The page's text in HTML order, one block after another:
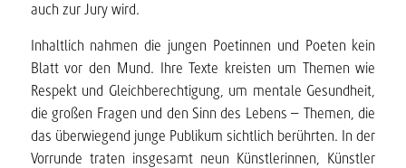
auch zur Jury wird.
Inhaltlich nahmen die jungen Poetinnen und Poeten kein
Blatt vor den Mund. Ihre Texte kreisten um Themen wie
Respekt und Gleichberechtigung, um mentale Gesundheit,
die großen Fragen und den Sinn des Lebens – Themen, die
das überwiegend junge Publikum sichtlich berührten. In der
Vorrunde traten insgesamt neun Künstlerinnen, Künstler